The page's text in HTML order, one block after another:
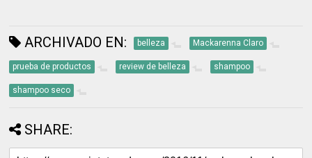
ARCHIVADO EN: belleza Mackarenna Claro
prueba de productos review de belleza shampoo
shampoo seco
SHARE: